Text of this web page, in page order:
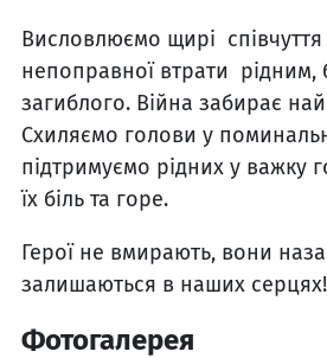
Висловлюємо щирі
непоправної втрати рідним,
загиблого. Війна забирає
Схиляємо голови у
підтримуємо рідних у важку
їх біль та горе.
Герої не вмирають, вони
залишаються в наших серцях!
Фотогалерея